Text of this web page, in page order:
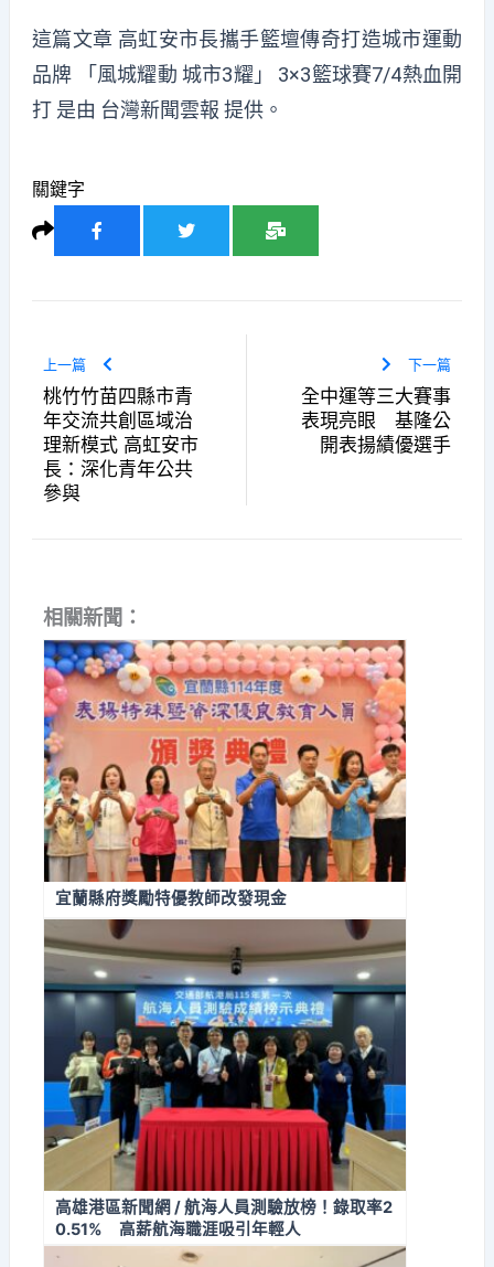
這篇文章 高虹安市長攜手籃壇傳奇打造城市運動
品牌 「風城耀動 城市3耀」 3×3籃球賽7/4熱血開
打是由 台灣新聞雲報 提供。
關鍵字
上一篇
桃竹竹苗四縣市青
年交流共創區域治
理新模式 高虹安市
長：深化青年公共
參與
下一篇
全中運等三大賽事
表現亮眼 基隆公
開表揚績優選手
相關新聞：
宜蘭縣府獎勵特優教師改發現金
高雄港區新聞網 / 航海人員測驗放榜！錄取率2
0.51% 高薪航海職涯吸引年輕人